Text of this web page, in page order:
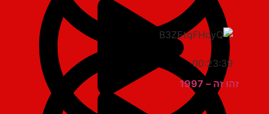
00:23:39
זהו זה – 1997